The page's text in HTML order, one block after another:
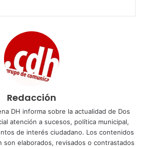
Redacción
DH informa sobre la actualidad de Dos
atención a sucesos, política municipal,
de interés ciudadano. Los contenidos
son elaborados, revisados o contrastados